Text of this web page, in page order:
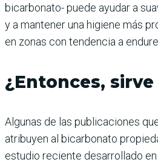
bicarbonato- puede ayudar a
y a mantener una higiene más
en zonas con tendencia a
¿Entonces,
Algunas de las publicaciones
atribuyen al bicarbonato
estudio reciente desarrollado